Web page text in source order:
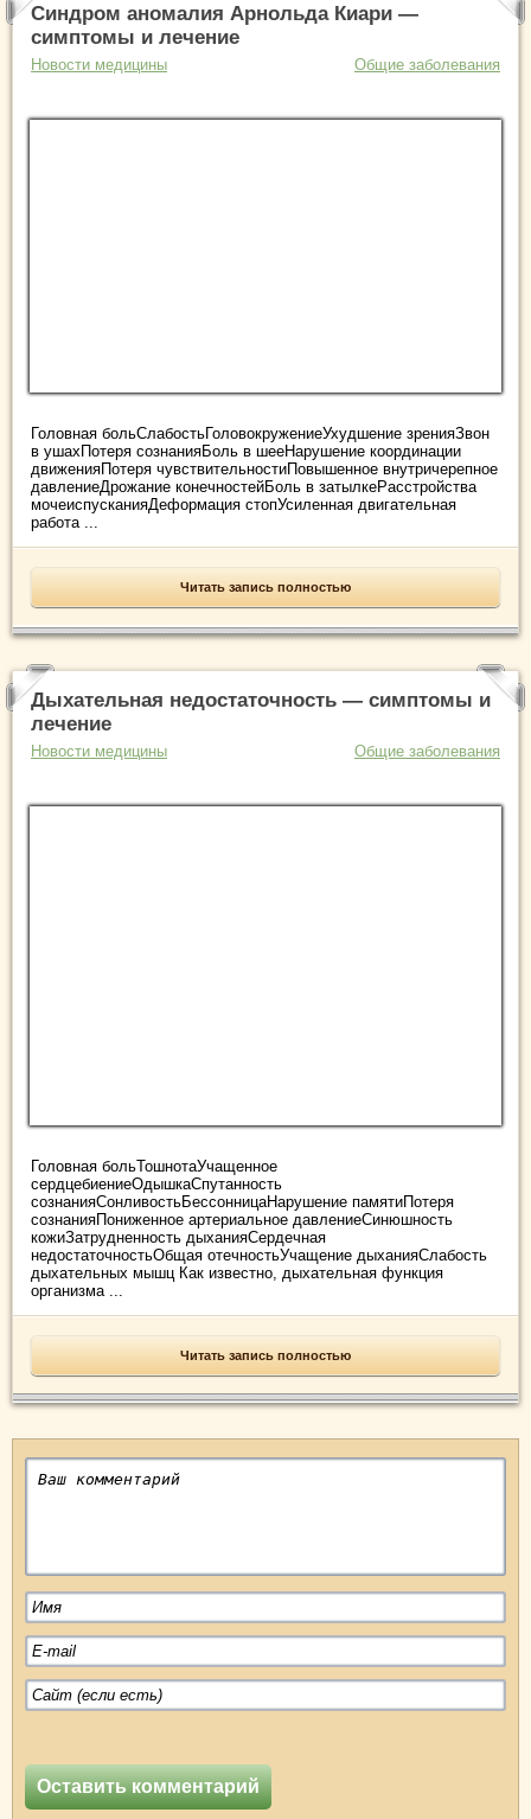
Синдром аномалия Арнольда Киари —
симптомы и лечение
Новости медицины Общие заболевания
Головная больСлабостьГоловокружениеУхудшение зренияЗвон
в ушахПотеря сознанияБоль в шееНарушение координации
движенияПотеря чувствительностиПовышенное внутричерепное
давлениеДрожание конечностейБоль в затылкеРасстройства
мочеиспусканияДеформация стопУсиленная двигательная
работа ...
Читать запись полностью
Дыхательная недостаточность — симптомы и
лечение
Новости медицины Общие заболевания
Головная больТошнотаУчащенное
сердцебиениеОдышкаСпутанность
сознанияСонливостьБессонницаНарушение памятиПотеря
сознанияПониженное артериальное давлениеСинюшность
кожиЗатрудненность дыханияСердечная
недостаточностьОбщая отечностьУчащение дыханияСлабость
дыхательных мышц Как известно, дыхательная функция
организма ...
Читать запись полностью